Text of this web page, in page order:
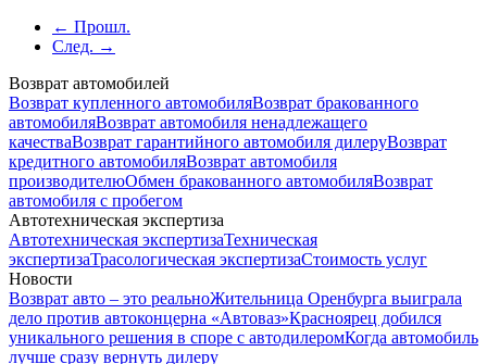
← Прошл.
След. →
Возврат автомобилей
Возврат купленного автомобиляВозврат бракованного
автомобиляВозврат автомобиля ненадлежащего
качестваВозврат гарантийного автомобиля дилеруВозврат
кредитного автомобиляВозврат автомобиля
производителюОбмен бракованного автомобиляВозврат
автомобиля с пробегом
Автотехническая экспертиза
Автотехническая экспертизаТехническая
экспертизаТрасологическая экспертизаСтоимость услуг
Новости
Возврат авто – это реальноЖительница Оренбурга выиграла
дело против автоконцерна «Автоваз»Красноярец добился
уникального решения в споре с автодилеромКогда автомобиль
лучше сразу вернуть дилеру